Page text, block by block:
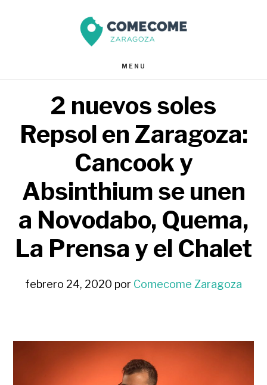
MENU
2 nuevos soles
Repsol en Zaragoza:
Cancook y
Absinthium se unen
a Novodabo, Quema,
La Prensa y el Chalet
febrero 24, 2020 por Comecome Zaragoza